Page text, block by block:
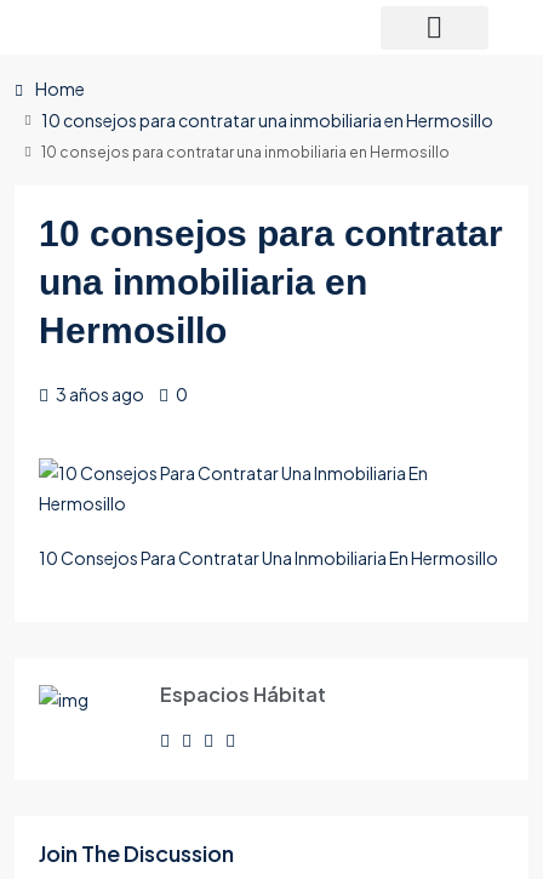
Home
10 consejos para contratar una inmobiliaria en Hermosillo
10 consejos para contratar una inmobiliaria en Hermosillo
10 consejos para contratar
una inmobiliaria en
Hermosillo
3 años ago 0
10 Consejos Para Contratar Una Inmobiliaria En Hermosillo
Espacios Hábitat
Join The Discussion